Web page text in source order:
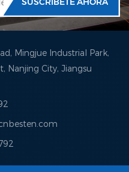
antivibración, revestimiento
resistente a la corrosión y un
amplio tanque de
funcionamiento prolongado.
Mingjue Industrial Park,
Nanjing City, Jiangsu